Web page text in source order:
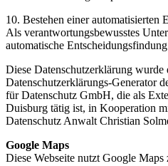
10. Bestehen einer automatisierten
Als verantwortungsbewusstes
automatische
Diese Datenschutzerklärung wurde
Datenschutzerklärungs-Generator
für Datenschutz GmbH, die als
Duisburg tätig ist, in Kooperation
Datenschutz Anwalt Christian
Google Maps
Diese Webseite nutzt Google